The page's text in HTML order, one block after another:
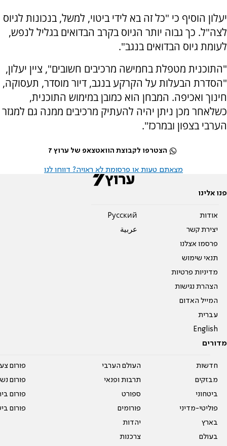
יעלון הוסיף כי "כל זה בא לידי ביטוי, למשל, בנכונות לגיוס
לצה"ל. כך גבוה יותר הגיוס בקרב הבדואים בגליל לנפש,
לעומת גיוס הבדואים בנגב".
"התוכנית מטפלת בחמישה מרכיבים חשובים", ציין יעלון,
"הסדרת הבעלות על הקרקע בנגב, דיור מוסדר, תעסוקה,
חינוך ואכיפה. המבחן הוא כמובן במימוש התוכנית,
כשלאחר מכן ניתן יהיה להעתיק מרכיבים ממנה גם למגזר
הערבי בצפון ובמרכז".
הצטרפו לקבוצת הוואטצאפ של ערוץ 7
מצאתם טעות או פרסומת לא ראויה? דווחו לנו
פנו אלינו
אודות
יצירת קשר
פרסמו אצלנו
תנאי שימוש
מדיניות פרטיות
הצהרת נגישות
המייל האדום
עברית
English
Pусский
عربية
מדורים
חדשות
מבזקים
ביטחוני
פוליטי-מדיני
בארץ
בעולם
העולם הערבי
תרבות ופנאי
ספורט
פורומים
יהדות
צרכנות
פורום
פורום
פורום
פורום